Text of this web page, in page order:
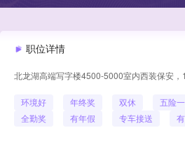
职位详情
北龙湖高端写字楼4500-5000室内西装保安
环境好 年终奖 双休 五险
全勤奖
有年假 专车接送